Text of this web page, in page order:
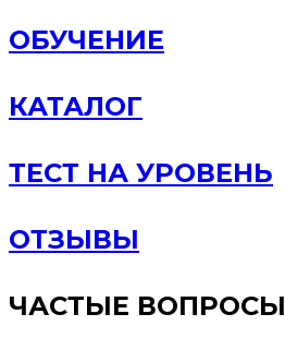
ОБУЧЕНИЕ
КАТАЛОГ
ТЕСТ НА УРОВЕНЬ
ОТЗЫВЫ
ЧАСТЫЕ ВОПРОСЫ